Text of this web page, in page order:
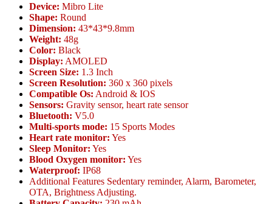
Device: Mibro Lite
Shape: Round
Dimension: 43*43*9.8mm
Weight: 48g
Color: Black
Display: AMOLED
Screen Size: 1.3 Inch
Screen Resolution: 360 x 360 pixels
Compatible Os: Android & IOS
Sensors: Gravity sensor, heart rate sensor
Bluetooth: V5.0
Multi-sports mode: 15 Sports Modes
Heart rate monitor: Yes
Sleep Monitor: Yes
Blood Oxygen monitor: Yes
Waterproof: IP68
Additional Features Sedentary reminder, Alarm, Barometer,
OTA, Brightness Adjusting.